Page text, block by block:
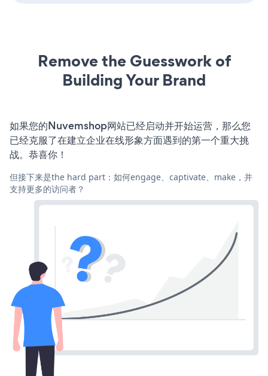
Remove the Guesswork of
Building Your Brand
如果您的Nuvemshop网站已经启动并开始运营，那么您
已经克服了在建立企业在线形象方面遇到的第一个重大挑
战。恭喜你！
但接下来是the hard part：如何engage、captivate、make，并
支持更多的访问者？